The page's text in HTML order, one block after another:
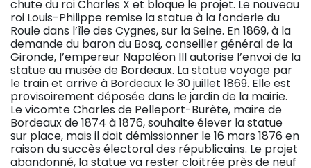
chute du roi Charles X et bloque le projet. Le nouveau
roi Louis-Philippe remise la statue à la fonderie du
Roule dans l’île des Cygnes, sur la Seine. En 1869, à la
demande du baron du Bosq, conseiller général de la
Gironde, l’empereur Napoléon III autorise l’envoi de la
statue au musée de Bordeaux. La statue voyage par
le train et arrive à Bordeaux le 30 juillet 1869. Elle est
provisoirement déposée dans le jardin de la mairie.
Le vicomte Charles de Pelleport-Burète, maire de
Bordeaux de 1874 à 1876, souhaite élever la statue
sur place, mais il doit démissionner le 16 mars 1876 en
raison du succès électoral des républicains. Le projet
abandonné, la statue va rester cloîtrée près de neuf